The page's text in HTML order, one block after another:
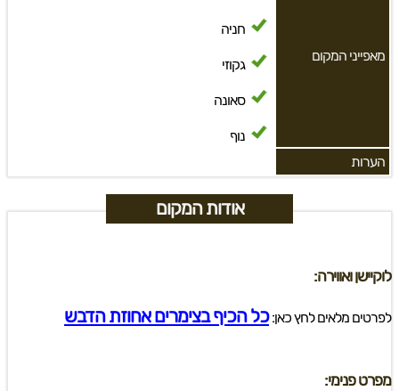
מאפייני המקום
חניה
גקוזי
סאונה
נוף
הערות
אודות המקום
לוקיישן ואווירה:
לפרטים מלאים לחץ כאן:כל הכיף בצימרים אחוזת הדבש
מפרט פנימי: